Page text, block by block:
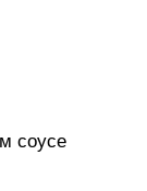
соусе